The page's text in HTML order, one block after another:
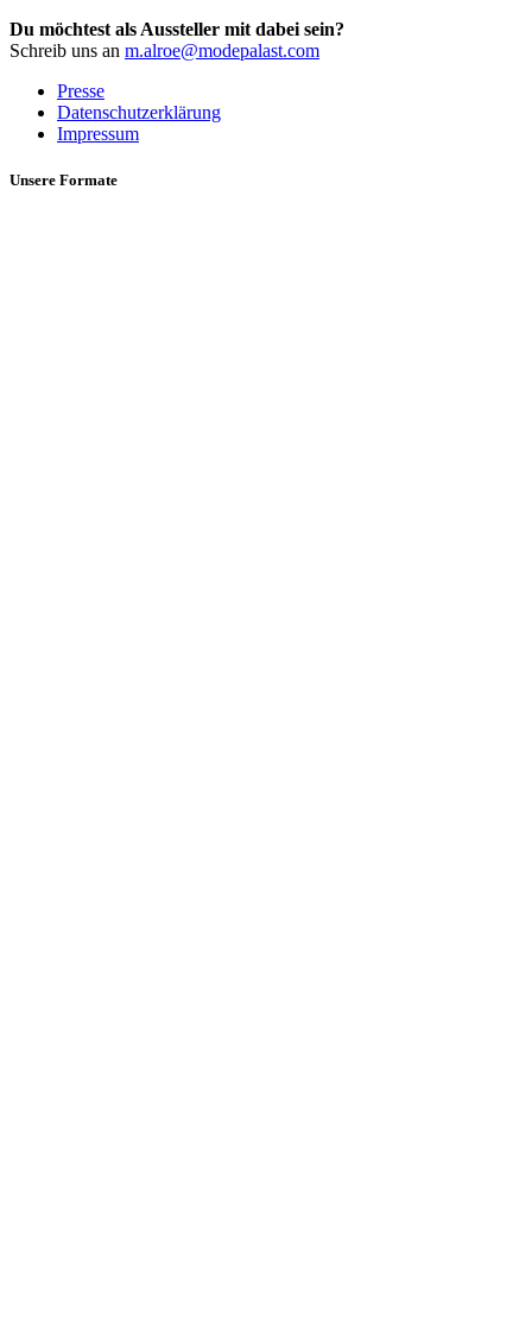
Du möchtest als Aussteller mit dabei sein?
Schreib uns an m.alroe@modepalast.com
Presse
Datenschutzerklärung
Impressum
Unsere Formate